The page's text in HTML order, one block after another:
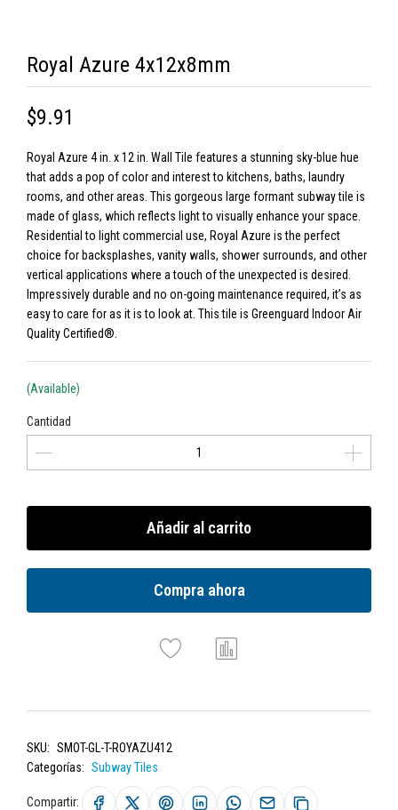
Royal Azure 4x12x8mm
$9.91
Royal Azure 4 in. x 12 in. Wall Tile features a stunning sky-blue hue
that adds a pop of color and interest to kitchens, baths, laundry
rooms, and other areas. This gorgeous large formant subway tile is
made of glass, which reflects light to visually enhance your space.
Residential to light commercial use, Royal Azure is the perfect
choice for backsplashes, vanity walls, shower surrounds, and other
vertical applications where a touch of the unexpected is desired.
Impressively durable and no on-going maintenance required, it’s as
easy to care for as it is to look at. This tile is Greenguard Indoor Air
Quality Certified®.
(Available)
Cantidad
Añadir al carrito
Compra ahora
SKU: SMOT-GL-T-ROYAZU412
Categorías: Subway Tiles
Compartir: